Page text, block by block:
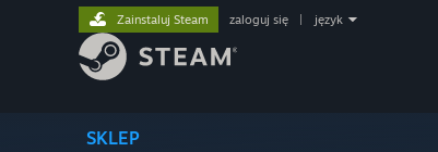
SKLEP
Zainstaluj Steam zaloguj się język